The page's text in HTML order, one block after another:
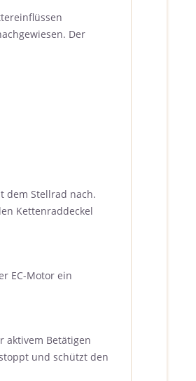
Der
dem Stellrad nach.
Kettenraddeckel
EC-Motor ein
aktivem Betätigen
und schützt den